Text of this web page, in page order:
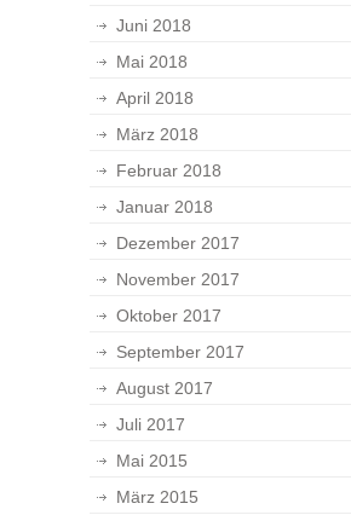
Juni 2018
Mai 2018
April 2018
März 2018
Februar 2018
Januar 2018
Dezember 2017
November 2017
Oktober 2017
September 2017
August 2017
Juli 2017
Mai 2015
März 2015